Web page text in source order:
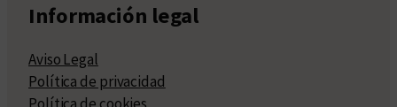
Información legal
Aviso Legal
Política de privacidad